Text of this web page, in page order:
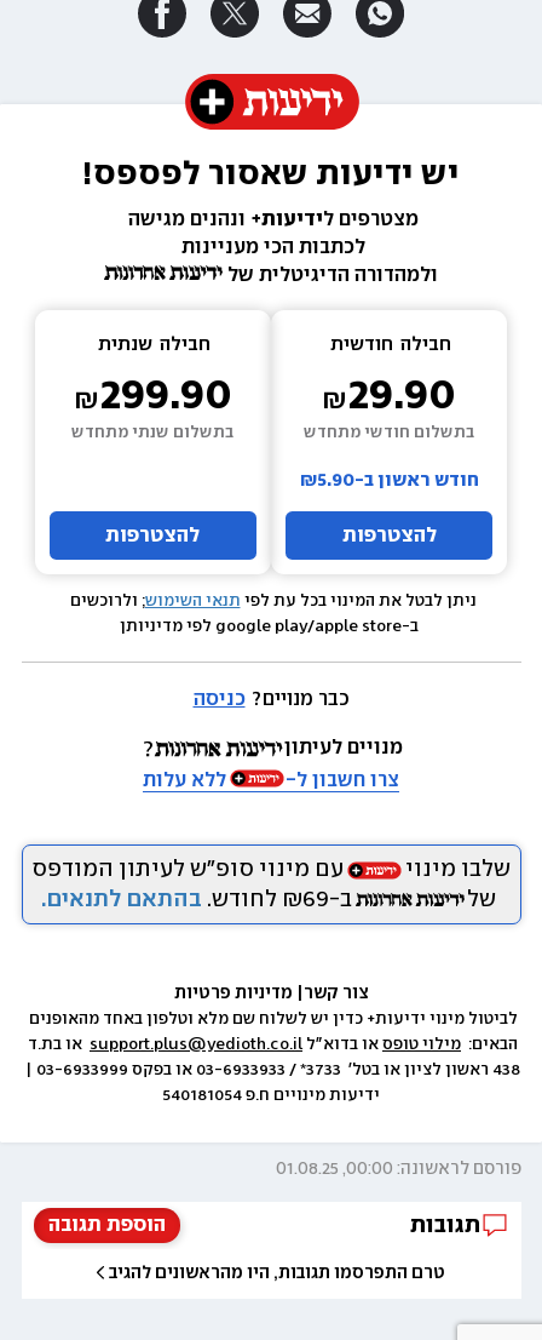
יש ידיעות שאסור לפספס!
מצטרפים לידיעות+ ונהנים מגישה
לכתבות הכי מעניינות
ולמהדורה הדיגיטלית של
חבילה חודשית
29.90
בתשלום חודשי מתחדש
חודש ראשון ב-₪5.90
להצטרפות
חבילה שנתית
299.90
בתשלום שנתי מתחדש
להצטרפות
ניתן לבטל את המינוי בכל עת לפי תנאי השימוש; ולרוכשים
כבר מנויים? כניסה
מנויים לעיתון
צרו חשבון ל-
ללא עלות
שלבו מינוי
עם מינוי סופ״ש לעיתון המודפס
של
ב-₪69 לחודש. בהתאם לתנאים.
צור קשר
הבאים: מילוי טופס או בדוא״ל support.plus@yedioth.co.il
ידיעות מינויים ח.פ 540181054
פורסם לראשונה: 00:00, 01.08.25
הוספת תגובה תגובות
טרם התפרסמו תגובות, היו מהראשונים להגיב